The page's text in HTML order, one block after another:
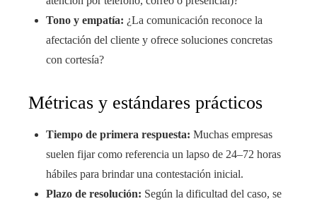
Tono y empatía: ¿La comunicación reconoce la
afectación del cliente y ofrece soluciones concretas
con cortesía?
Métricas y estándares prácticos
Tiempo de primera respuesta: Muchas empresas
suelen fijar como referencia un lapso de 24–72 horas
hábiles para brindar una contestación inicial.
Plazo de resolución: Según la dificultad del caso, se